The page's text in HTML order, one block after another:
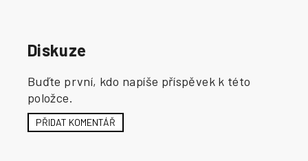
Diskuze
Buďte první, kdo napíše příspěvek k této
položce.
PŘIDAT KOMENTÁŘ